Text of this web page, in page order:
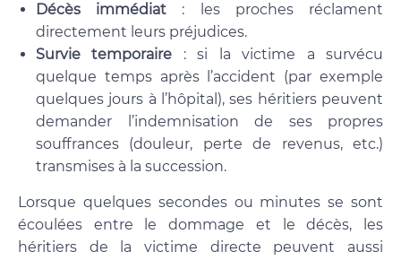
Décès immédiat : les proches réclament
directement leurs préjudices.
Survie temporaire : si la victime a survécu
quelque temps après l’accident (par exemple
quelques jours à l’hôpital), ses héritiers peuvent
demander l’indemnisation de ses propres
souffrances (douleur, perte de revenus, etc.)
transmises à la succession.
Lorsque quelques secondes ou minutes se sont
écoulées entre le dommage et le décès, les
héritiers de la victime directe peuvent aussi